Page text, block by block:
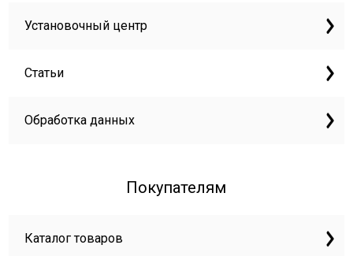
Установочный центр
Статьи
Обработка данных
Покупателям
Каталог товаров